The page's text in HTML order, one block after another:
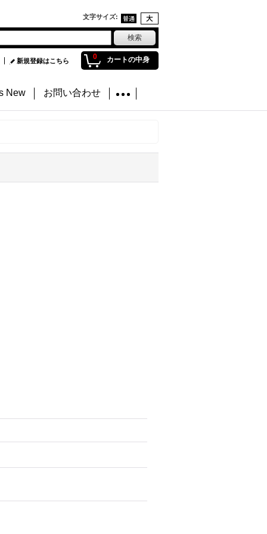
文字サイズ:
0 カートの中身
新規登録はこちら
New お問い合わせ